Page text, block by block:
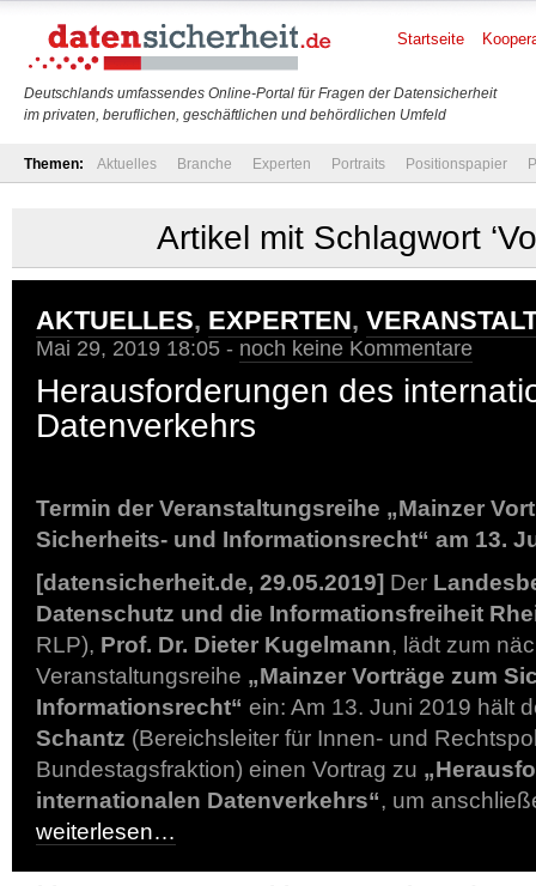
Deutschlands umfassendes Online-Portal für Fragen der Datensicherheit
im privaten, beruflichen, geschäftlichen und behördlichen Umfeld
Startseite
Themen: Aktuelles Branche Experten Portraits Positionspapier
Artikel mit Schlagwort
AKTUELLES, EXPERTEN,
Mai 29, 2019 18:05 - noch keine Kommentare
Herausforderungen des
Datenverkehrs
Termin der Veranstaltungsreihe „Mainzer
Sicherheits- und Informationsrecht“ am 13.
[datensicherheit.de, 29.05.2019] Der
Datenschutz und die Informationsfreiheit
RLP), Prof. Dr. Dieter Kugelmann, lädt zum
Veranstaltungsreihe „Mainzer Vorträge zum
Informationsrecht“ ein: Am 13. Juni 2019 hält
Schantz (Bereichsleiter für Innen- und
Bundestagsfraktion) einen Vortrag zu
internationalen Datenverkehrs“, um
weiterlesen…